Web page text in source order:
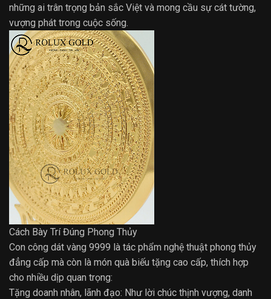
những ai trân trọng bản sắc Việt và mong cầu sự cát tường,
vượng phát trong cuộc sống.
Cách Bày Trí Đúng Phong Thủy
Con công dát vàng 9999 là tác phẩm nghệ thuật phong thủy
đẳng cấp mà còn là món quà biếu tặng cao cấp, thích hợp
cho nhiều dịp quan trọng:
Tặng doanh nhân, lãnh đạo: Như lời chúc thịnh vượng, danh